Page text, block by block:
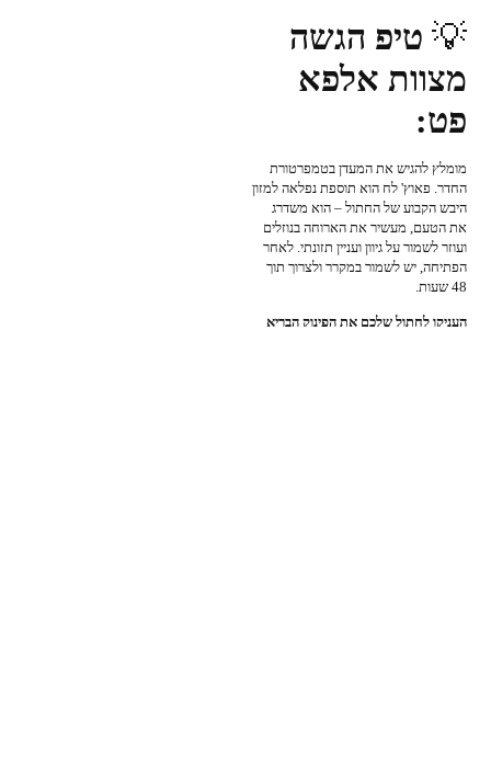
💡 טיפ הגשה
מצוות אלפא
פט:
מומלץ להגיש את המעדן בטמפרטורת
החדר. פאוץ' לח הוא תוספת נפלאה למזון
היבש הקבוע של החתול – הוא משדרג
את הטעם, מעשיר את הארוחה בנוזלים
ועוזר לשמור על גיוון ועניין תזונתי. לאחר
הפתיחה, יש לשמור במקרר ולצרוך תוך
48 שעות.
העניקו לחתול שלכם את הפינוק הבריא